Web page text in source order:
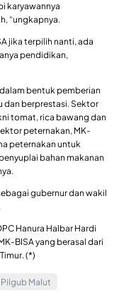
karyawannya
“ungkapnya.
jika terpilih nanti, ada
pendidikan,
bentuk pemberian
dan berprestasi. Sektor
tomat, rica bawang dan
peternakan, MK-
peternakan untuk
bahan makanan
gubernur dan wakil
Hanura Halbar Hardi
BISA yang berasal dari
(*)
Pilgub Malut